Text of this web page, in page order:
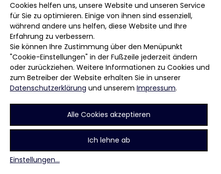
Cookies helfen uns, unsere Website und unseren Service
für Sie zu optimieren. Einige von ihnen sind essenziell,
während andere uns helfen, diese Website und Ihre
Erfahrung zu verbessern.
Sie können Ihre Zustimmung über den Menüpunkt
"Cookie-Einstellungen" in der Fußzeile jederzeit ändern
oder zurückziehen. Weitere Informationen zu Cookies und
zum Betreiber der Website erhalten Sie in unserer
Datenschutzerklärung und unserem Impressum.
Einstellungen...
Ich lehne ab
Alle Cookies akzeptieren